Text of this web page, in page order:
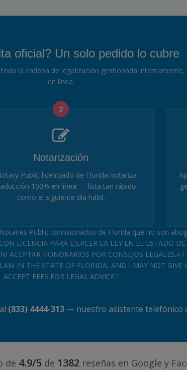
oficial? Un solo pedido lo cubre
la cadena de legalización gestionada
en línea.
2
Notarización
Public licenciado de Florida notariza
100% en línea — lista tan rápido
como el siguiente día hábil.
Public comisionados de Florida que no son
LICENCIA PARA EJERCER LA LEY EN EL ESTADO
ACEPTAR HONORARIOS POR CONSEJOS LEGALES.»
IN THE STATE OF FLORIDA, AND I MAY NOT GIVE
ACCEPT FEES FOR LEGAL ADVICE.”
(833) 4444-313— nuestro asistente telefónico
de 4.9/5de 1382reseñas en Google y